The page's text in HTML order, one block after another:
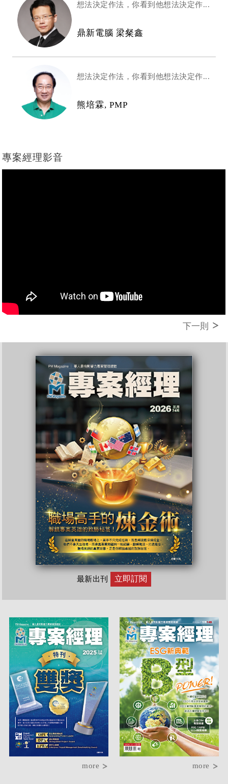
想法決定作法，你看到他想法決定作...
鼎新電腦 梁粲鑫
想法決定作法，你看到他想法決定作...
熊培霖, PMP
專案經理影音
下一則
最新出刊 立即訂閱
more more